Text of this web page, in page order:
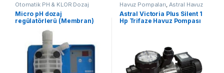
Otomatik PH & KLOR Dozaj
Sistemleri, Astralpool Otomatik
Havuz Dozaj Pompası
Satanlar,Kampanyalı Ürünler
Micro pH dozaj
regülatörlerü (Membran)
Havuz Pompaları, Astral Havuz
Pompaları ,Çok Satanlar,
Kampanyalı Ürünler
Astral Victoria Plus Silent 1
Hp Trifaze Havuz Pompası